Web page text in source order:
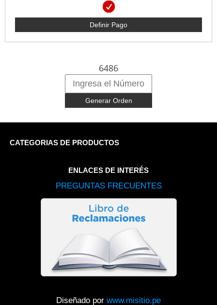
Definir Pago
6486
Generar Orden
CATEGORIAS DE PRODUCTOS
ENLACES DE INTERÉS
PREGUNTAS FRECUENTES
Diseñado por www.misitio.pe